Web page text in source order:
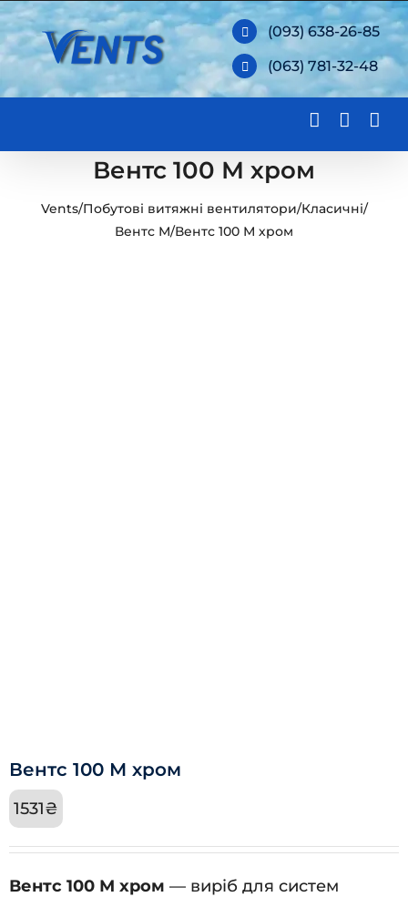
Skip
to
content
(093) 638-26-85
(063) 781-32-48
Вентс 100 М хром
Vents/Побутові витяжні вентилятори/Класичні/
Вентс М/Вентс 100 М хром
Вентс 100 М хром
1531₴
Вентс 100 М хром — виріб для систем